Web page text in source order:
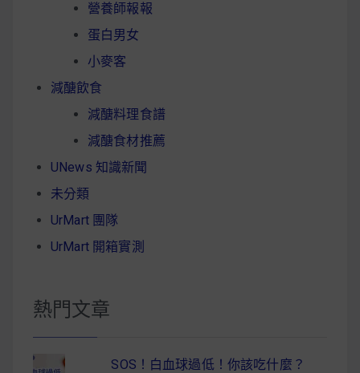
營養師報報
蛋白男女
小麥客
減醣飲食
減醣料理食譜
減醣食材推薦
UNews 知識新聞
未分類
UrMart 團隊
UrMart 開箱實測
熱門文章
SOS！白血球過低！你該吃什麼？